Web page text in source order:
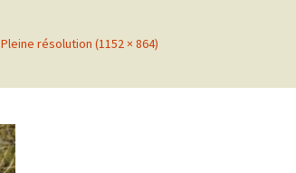
Pleine résolution (1152 × 864)